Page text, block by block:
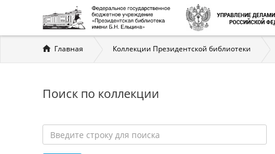
Вы
здесь
Главная Коллекции Президентской библиотеки
Поиск по коллекции